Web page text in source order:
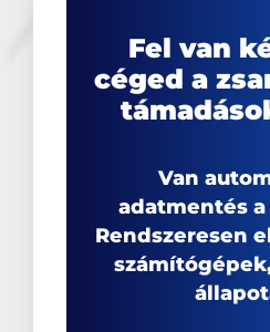
Fel van
céged a
Van
adatmentés
Rendszeresen